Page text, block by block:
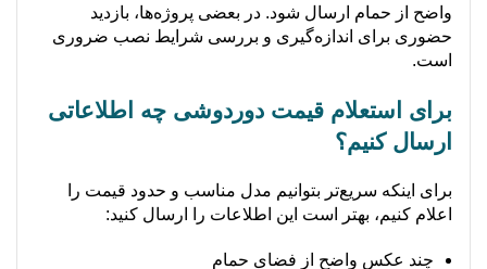
واضح از حمام ارسال شود. در بعضی پروژه‌ها، بازدید
حضوری برای اندازه‌گیری و بررسی شرایط نصب ضروری
است.
برای استعلام قیمت دوردوشی چه اطلاعاتی
ارسال کنیم؟
برای اینکه سریع‌تر بتوانیم مدل مناسب و حدود قیمت را
اعلام کنیم، بهتر است این اطلاعات را ارسال کنید:
چند عکس واضح از فضای حمام